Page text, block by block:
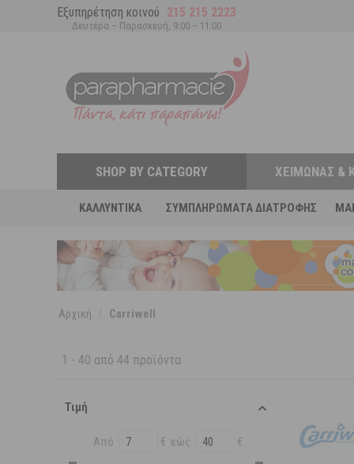
Εξυπηρέτηση κοινού 215 215 2223
Δευτέρα – Παρασκευή, 9:00 – 11:00
SHOP BY CATEGORY
ΚΑΛΛΥΝΤΙΚΆ ΣΥΜΠΛΗΡΏΜΑΤΑ ΔΙΑΤΡΟΦΉΣ
ΧΕΙΜΏΝΑΣ &
Αρχική Carriwell
1 - 40 από 44 προϊόντα
Τιμή
Από € εώς €